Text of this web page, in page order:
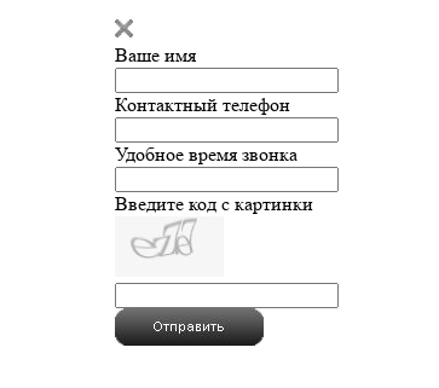
Ваше имя
Контактный телефон
Удобное время звонка
Введите код с картинки